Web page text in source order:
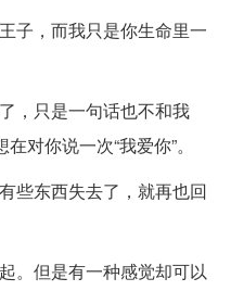
子，而我只是你生命里一
，只是一句话也不和我
对你说一次“我爱你”。
些东西失去了，就再也回
。但是有一种感觉却可以